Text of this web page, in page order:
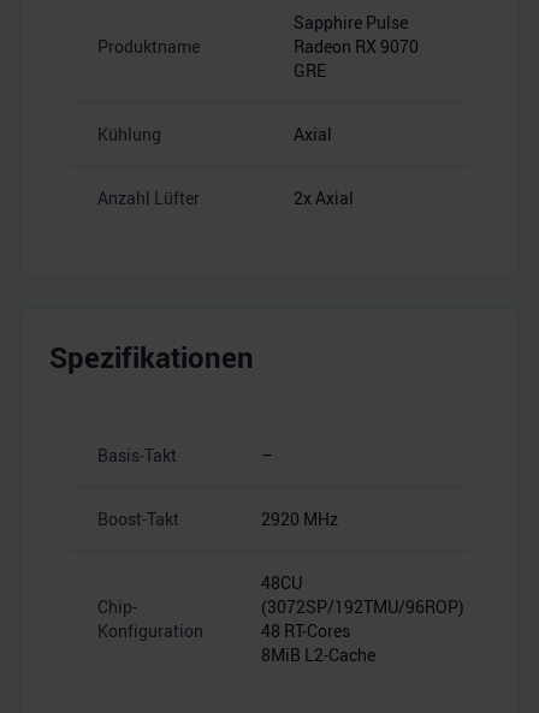
Produktname
Sapphire Pulse
Radeon RX 9070
GRE
Kühlung Axial
Anzahl Lüfter 2x Axial
Spezifikationen
Basis-Takt –
Boost-Takt 2920 MHz
Chip-
Konfiguration
48CU
(3072SP/192TMU/96ROP)
48 RT-Cores
8MiB L2-Cache